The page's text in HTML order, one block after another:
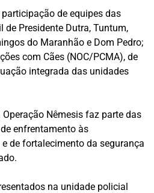
de equipes das
de Presidente Dutra, Tuntum,
do Maranhão e Dom Pedro;
com Cães (NOC/PCMA), de
integrada das unidades
Nêmesis faz parte das
enfrentamento às
de fortalecimento da segurança
na unidade policial